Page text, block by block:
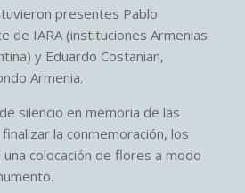
presentes Pablo
de IARA (instituciones Armenias
y Eduardo Costanian,
Armenia.
silencio en memoria de las
la conmemoración, los
colocación de flores a modo